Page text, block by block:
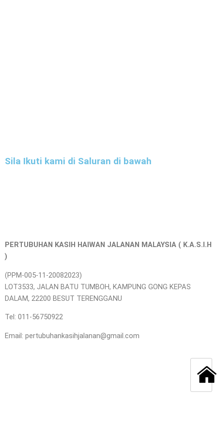
Sila Ikuti kami di Saluran di bawah
PERTUBUHAN KASIH HAIWAN JALANAN MALAYSIA ( K.A.S.I.H
)
(PPM-005-11-20082023)
LOT3533, JALAN BATU TUMBOH, KAMPUNG GONG KEPAS
DALAM, 22200 BESUT TERENGGANU
Tel: 011-56750922
Email: pertubuhankasihjalanan@gmail.com